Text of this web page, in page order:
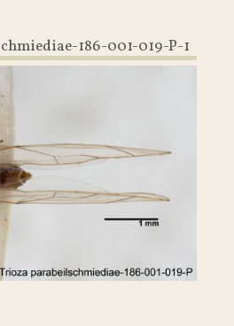
186-001-019-P-1